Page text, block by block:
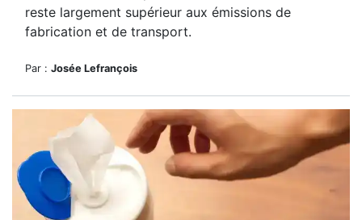
reste largement supérieur aux émissions de
fabrication et de transport.
Par : Josée Lefrançois